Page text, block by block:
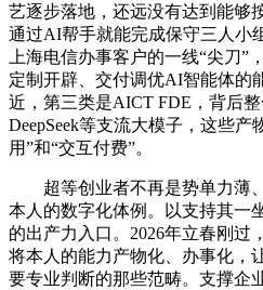
艺逐步落地，还远没有达到能够
通过AI帮手就能完成保守三人小
上海电信办事客户的一线“尖刀
定制开辟、交付调优AI智能体的
近，第三类是AICT FDE，背后整
DeepSeek等支流大模子，这些产
用”和“交互付费”。
超等创业者不再是势单力薄、
本人的数字化体例。以支持其一
的出产力入口。2026年立春刚过
将本人的能力产物化、办事化，
要专业判断的那些范畴。支撑企